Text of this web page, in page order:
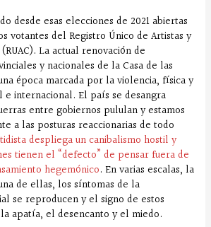
desde esas elecciones de 2021 abiertas
votantes del Registro Único de Artistas y
La actual renovación de
y nacionales de la Casa de las
época marcada por la violencia, física y
internacional. El país se desangra
entre gobiernos pululan y estamos
a las posturas reaccionarias de todo
despliega un canibalismo hostil y
tienen el “defecto” de pensar fuera de
hegemónico. En varias escalas, la
de ellas, los síntomas de la
se reproducen y el signo de estos
apatía, el desencanto y el miedo.